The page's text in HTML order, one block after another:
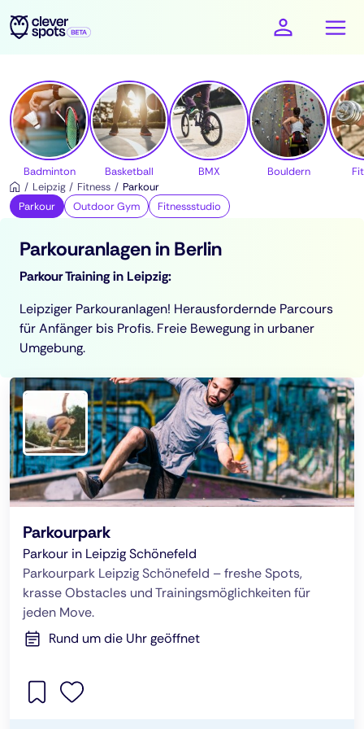
cleverspots - Sport
Badminton Basketball BMX Bouldern
Leipzig
Fitness
Parkour
Parkour
Outdoor Gym Fitnessstudio
Parkouranlagen in Berlin
Parkour Training in Leipzig:
Leipziger Parkouranlagen! Herausfordernde Parcours
für Anfänger bis Profis. Freie Bewegung in urbaner
Umgebung.
Parkourpark
Parkour in Leipzig Schönefeld
Parkourpark Leipzig Schönefeld – freshe Spots,
krasse Obstacles und Trainingsmöglichkeiten für
jeden Move.
Rund um die Uhr geöffnet